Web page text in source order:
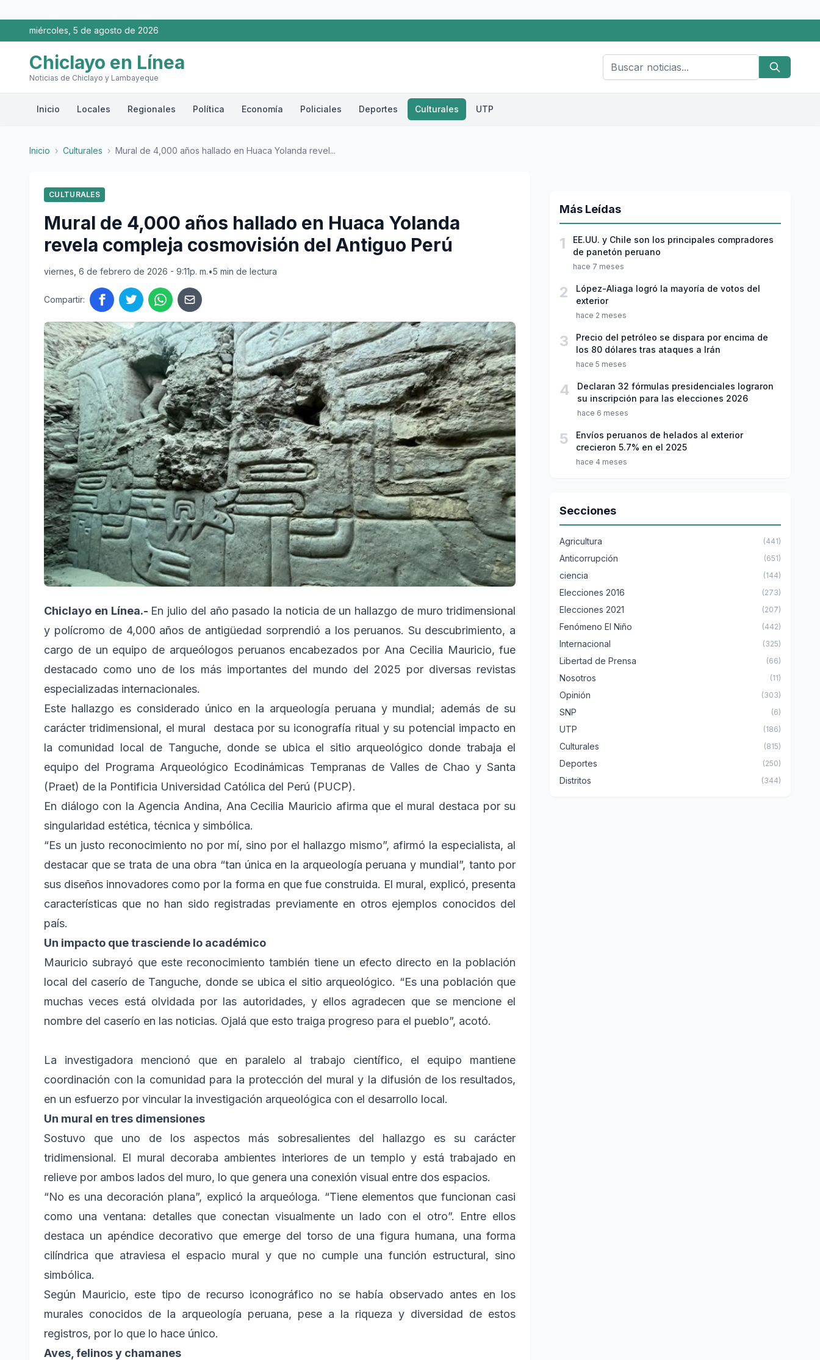
miércoles, 5 de agosto de 2026
Chiclayo en Línea
Noticias de Chiclayo y Lambayeque
Inicio Locales Regionales Política Economía Policiales Deportes Culturales UTP
Inicio › Culturales › Mural de 4,000 años hallado en Huaca Yolanda revel...
CULTURALES
Mural de 4,000 años hallado en Huaca Yolanda
revela compleja cosmovisión del Antiguo Perú
viernes, 6 de febrero de 2026 - 9:11p. m.•5 min de lectura
Compartir:
Chiclayo en Línea.- En julio del año pasado la noticia de un hallazgo de muro tridimensional
y polícromo de 4,000 años de antigüedad sorprendió a los peruanos. Su descubrimiento, a
cargo de un equipo de arqueólogos peruanos encabezados por Ana Cecilia Mauricio, fue
destacado como uno de los más importantes del mundo del 2025 por diversas revistas
especializadas internacionales.
Este hallazgo es considerado único en la arqueología peruana y mundial; además de su
carácter tridimensional, el mural destaca por su iconografía ritual y su potencial impacto en
la comunidad local de Tanguche, donde se ubica el sitio arqueológico donde trabaja el
equipo del Programa Arqueológico Ecodinámicas Tempranas de Valles de Chao y Santa
(Praet) de la Pontificia Universidad Católica del Perú (PUCP).
En diálogo con la Agencia Andina, Ana Cecilia Mauricio afirma que el mural destaca por su
singularidad estética, técnica y simbólica.
“Es un justo reconocimiento no por mí, sino por el hallazgo mismo”, afirmó la especialista, al
destacar que se trata de una obra “tan única en la arqueología peruana y mundial”, tanto por
sus diseños innovadores como por la forma en que fue construida. El mural, explicó, presenta
características que no han sido registradas previamente en otros ejemplos conocidos del
país.
Un impacto que trasciende lo académico
Mauricio subrayó que este reconocimiento también tiene un efecto directo en la población
local del caserío de Tanguche, donde se ubica el sitio arqueológico. “Es una población que
muchas veces está olvidada por las autoridades, y ellos agradecen que se mencione el
nombre del caserío en las noticias. Ojalá que esto traiga progreso para el pueblo”, acotó.
La investigadora mencionó que en paralelo al trabajo científico, el equipo mantiene
coordinación con la comunidad para la protección del mural y la difusión de los resultados,
en un esfuerzo por vincular la investigación arqueológica con el desarrollo local.
Un mural en tres dimensiones
Sostuvo que uno de los aspectos más sobresalientes del hallazgo es su carácter
tridimensional. El mural decoraba ambientes interiores de un templo y está trabajado en
relieve por ambos lados del muro, lo que genera una conexión visual entre dos espacios.
“No es una decoración plana”, explicó la arqueóloga. “Tiene elementos que funcionan casi
como una ventana: detalles que conectan visualmente un lado con el otro”. Entre ellos
destaca un apéndice decorativo que emerge del torso de una figura humana, una forma
cilíndrica que atraviesa el espacio mural y que no cumple una función estructural, sino
simbólica.
Según Mauricio, este tipo de recurso iconográfico no se había observado antes en los
murales conocidos de la arqueología peruana, pese a la riqueza y diversidad de estos
registros, por lo que lo hace único.
Aves, felinos y chamanes
Más Leídas
1
EE.UU. y Chile son los principales compradores
de panetón peruano
hace 7 meses
2
López-Aliaga logró la mayoría de votos del
exterior
hace 2 meses
3
Precio del petróleo se dispara por encima de
los 80 dólares tras ataques a Irán
hace 5 meses
4
Declaran 32 fórmulas presidenciales lograron
su inscripción para las elecciones 2026
hace 6 meses
5
Envíos peruanos de helados al exterior
crecieron 5.7% en el 2025
hace 4 meses
Secciones
Agricultura (441)
Anticorrupción (651)
ciencia (144)
Elecciones 2016 (273)
Elecciones 2021 (207)
Fenómeno El Niño (442)
Internacional (325)
Libertad de Prensa (66)
Nosotros (11)
Opinión (303)
SNP (6)
UTP (186)
Culturales (815)
Deportes (250)
Distritos (344)